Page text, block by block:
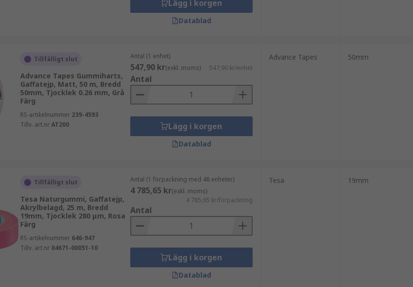
Lägg i korgen
Datablad
Tillfälligt slut
Advance Tapes Gummiharts,
Gaffatejp, Matt, 50 m, Bredd
50mm, Tjocklek 0.26 mm, Grå
Färg
RS-artikelnummer 239-4593
Tillv. art.nrAT200
Antal (1 enhet)
547,90 kr(exkl. moms) 547,90 kr/enhet
Antal
Lägg i korgen
Datablad
Advance Tapes 50mm
Tillfälligt slut
Tesa Naturgummi, Gaffatejp,
Akrylbelagd, 25 m, Bredd
19mm, Tjocklek 280 μm, Rosa
Färg
RS-artikelnummer 646-947
Tillv. art.nr 04671-00051-10
Antal (1 förpackning med 48 enheter)
4 785,65 kr(exkl. moms)
4 785,65 kr/förpackning
Antal
Lägg i korgen
Datablad
Tesa 19mm